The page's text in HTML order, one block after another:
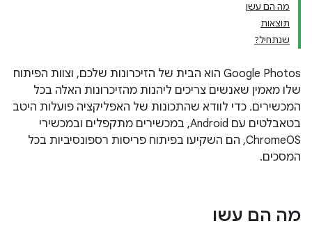
מה הם עשו
תוצאות
שנתחיל?
‫Google Photos הוא הבית של הזיכרונות שלכם, וצוות הפיתוח
שלו מאמין שאנשים צריכים ליהנות מהזיכרונות האלה בכל
המכשירים. כדי לוודא שהתכונות של האפליקציה פועלות היטב
בטאבלטים עם Android, במכשירים מתקפלים ובמכשירי
ChromeOS, הם השקיעו בפיתוח פריסות רספונסיביות בכל
המסכים.
מה הם עשו